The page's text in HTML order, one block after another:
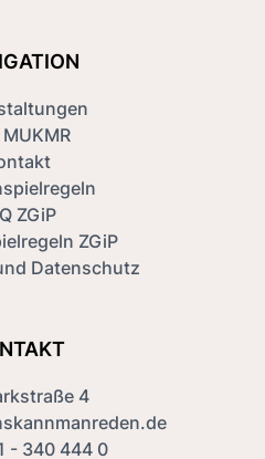
MUKMR
ZGiP
ZGiP
Datenschutz
4
- 340 444 0